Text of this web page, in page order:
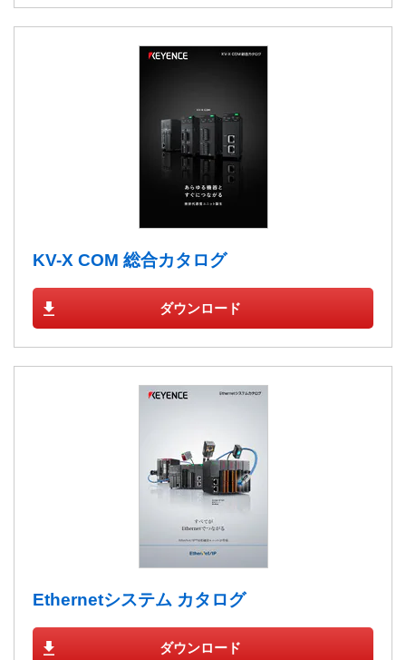
KV-X COM 総合カタログ
ダウンロード
Ethernetシステム カタログ
ダウンロード